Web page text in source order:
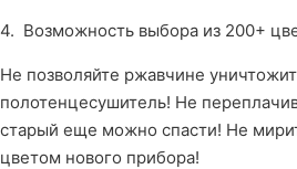
4. Возможность выбора из 200+
Не позволяйте ржавчине
полотенцесушитель! Не
старый еще можно спасти! Не
цветом нового прибора!